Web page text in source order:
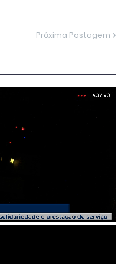
Próxima Postagem